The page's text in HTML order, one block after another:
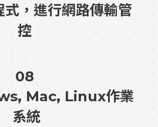
式，進行網路傳輸管
控
08
Mac, Linux作業
系統